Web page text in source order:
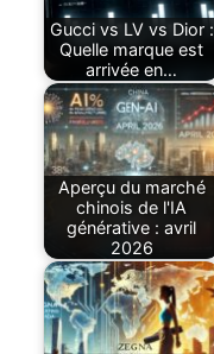
Gucci vs LV vs Dior :
Quelle marque est
arrivée en…
Aperçu du marché
chinois de l'IA
générative : avril
2026